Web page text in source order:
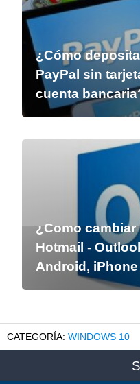
¿Cómo
PayPal sin
cuenta
¿Como
Hotmail -
Android, iPhone
WINDOWS 10